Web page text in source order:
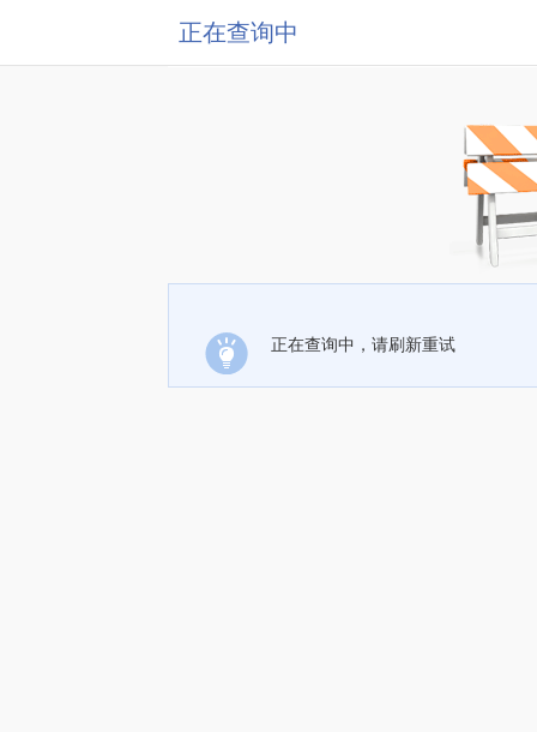
正在查询中
正在查询中，请刷新重试